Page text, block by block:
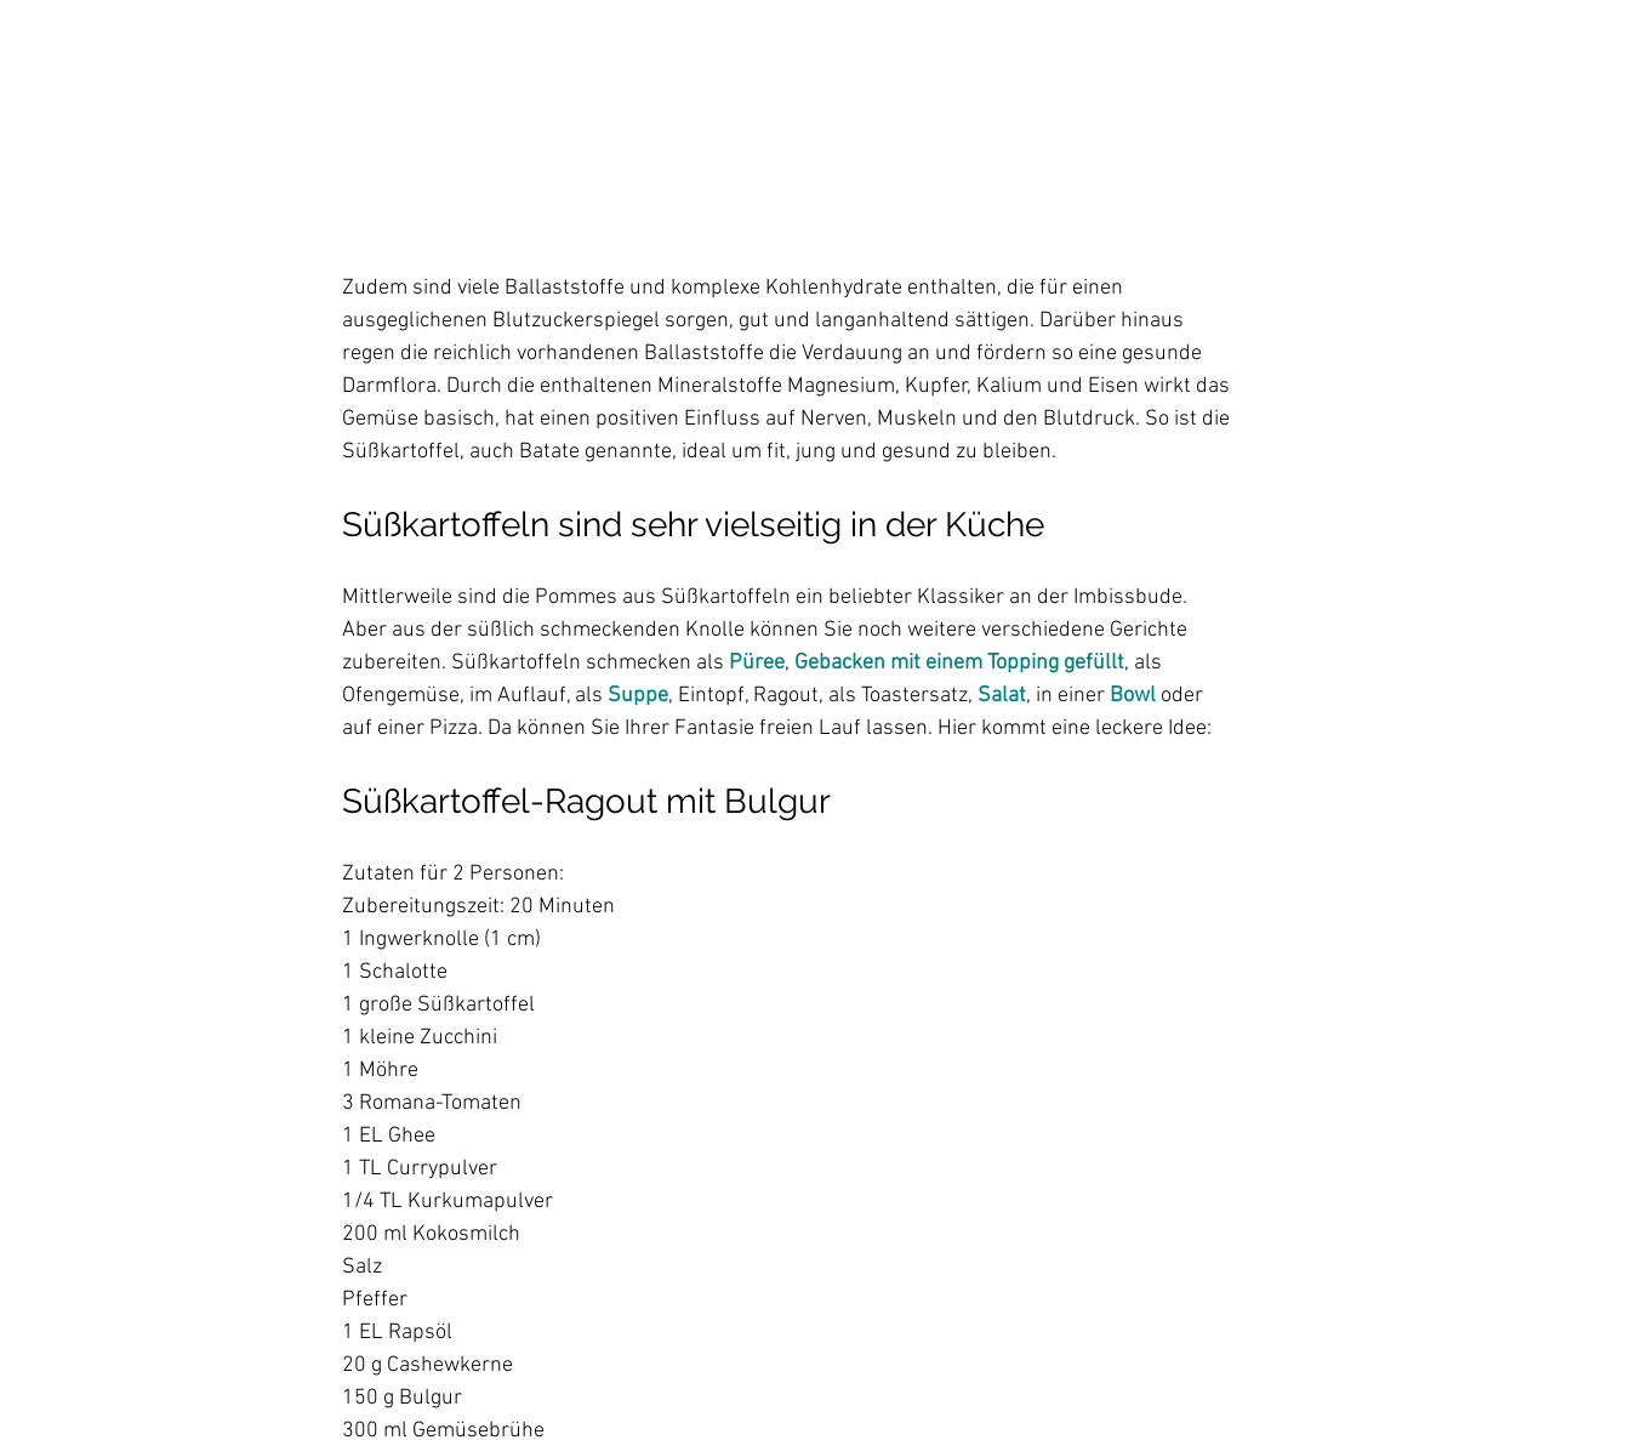
Zudem sind viele Ballaststoffe und komplexe Kohlenhydrate enthalten, die für einen
ausgeglichenen Blutzuckerspiegel sorgen, gut und langanhaltend sättigen. Darüber hinaus
regen die reichlich vorhandenen Ballaststoffe die Verdauung an und fördern so eine gesunde
Darmflora. Durch die enthaltenen Mineralstoffe Magnesium, Kupfer, Kalium und Eisen wirkt das
Gemüse basisch, hat einen positiven Einfluss auf Nerven, Muskeln und den Blutdruck. So ist die
Süßkartoffeln sind sehr vielseitig in der Küche
Mittlerweile sind die Pommes aus Süßkartoffeln ein beliebter Klassiker an der Imbissbude.
Aber aus der süßlich schmeckenden Knolle können Sie noch weitere verschiedene Gerichte
zubereiten. Süßkartoffeln schmecken als Püree, Gebacken mit einem Topping gefüllt, als
Ofengemüse, im Auflauf, als Suppe, Eintopf, Ragout, als Toastersatz, Salat, in einer Bowl oder
Süßkartoffel-Ragout mit Bulgur
Zutaten für 2 Personen:
Zubereitungszeit: 20 Minuten
1 Ingwerknolle (1 cm)
1 Schalotte
1 große Süßkartoffel
1 kleine Zucchini
1 Möhre
3 Romana-Tomaten
1 EL Ghee
1 TL Currypulver
1/4 TL Kurkumapulver
200 ml Kokosmilch
Salz
Pfeffer
1 EL Rapsöl
20 g Cashewkerne
150 g Bulgur
300 ml Gemüsebrühe